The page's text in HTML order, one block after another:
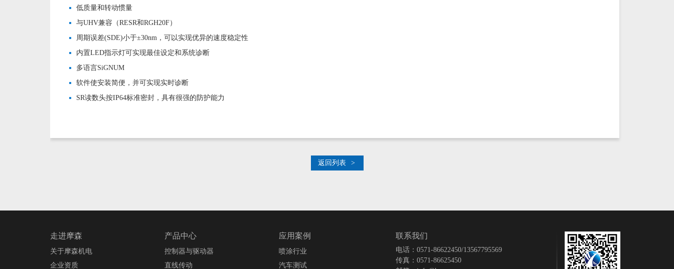
低质量和转动惯量
与UHV兼容（RESR和RGH20F）
周期误差(SDE)小于±30nm，可以实现优异的速度稳定性
内置LED指示灯可实现最佳设定和系统诊断
多语言SiGNUM
软件使安装简便，并可实现实时诊断
SR读数头按IP64标准密封，具有很强的防护能力
返回列表 >
走进摩森
关于摩森机电
企业资质
产品中心
控制器与驱动器
直线传动
应用案例
喷涂行业
汽车测试
联系我们
电话：0571-86622450/13567795569
传真：0571-86625450